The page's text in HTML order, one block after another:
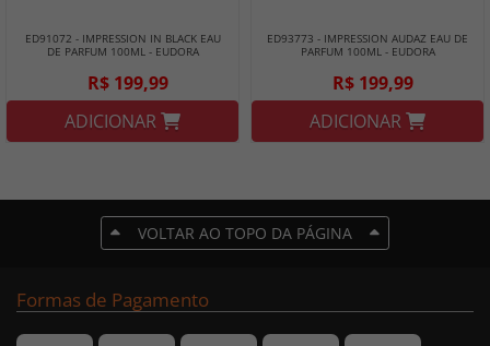
ED91072 - IMPRESSION IN BLACK EAU
DE PARFUM 100ML - EUDORA
R$ 199,99
ADICIONAR
ED93773 - IMPRESSION AUDAZ EAU DE
PARFUM 100ML - EUDORA
R$ 199,99
ADICIONAR
VOLTAR AO TOPO DA PÁGINA
Formas de Pagamento